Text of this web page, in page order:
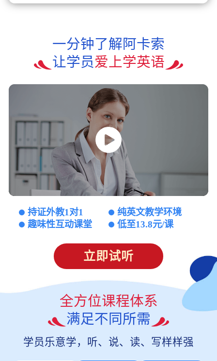
一分钟了解阿卡索
让学员爱上学英语
持证外教1对1
纯英文教学环境
趣味性互动课堂
低至13.8元/课
立即试听
全方位课程体系
满足不同所需
学员乐意学，听、说、读、写样样强